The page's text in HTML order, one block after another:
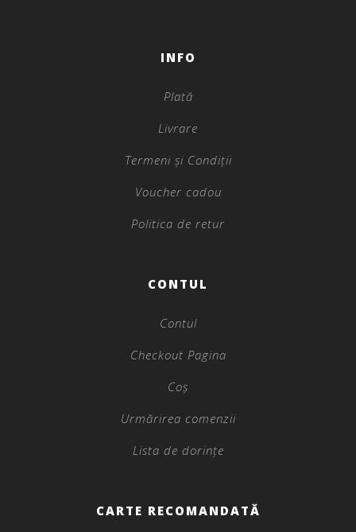
INFO
Plată
Livrare
Termeni și Condiții
Voucher cadou
Politica de retur
CONTUL
Contul
Checkout Pagina
Coș
Urmărirea comenzii
Lista de dorințe
CARTE RECOMANDATĂ